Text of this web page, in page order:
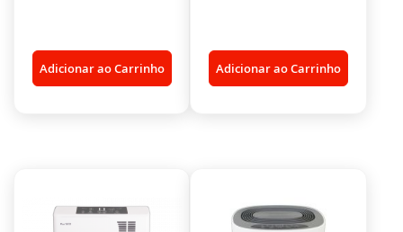
Adicionar ao Carrinho Adicionar ao Carrinho